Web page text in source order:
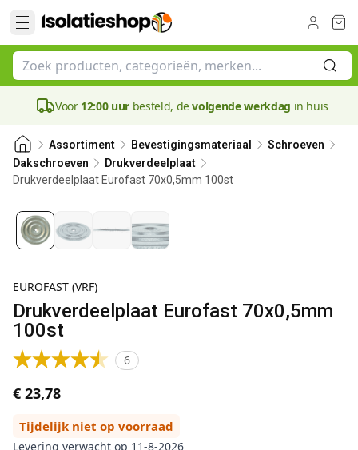
Voor 12:00 uur besteld, devolgende werkdag in huis
Assortiment Bevestigingsmateriaal
Schroeven
Dakschroeven
Drukverdeelplaat
Drukverdeelplaat Eurofast 70x0,5mm 100st
EUROFAST (VRF)
Drukverdeelplaat Eurofast 70x0,5mm
100st
6
€ 23,78
Tijdelijk niet op voorraad
Levering verwacht op 11-8-2026